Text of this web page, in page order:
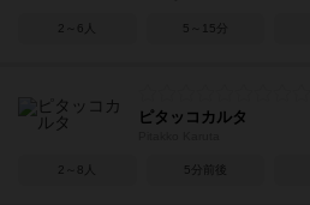
2～6人 5～15分
ピタッコカルタ
2～8人 5分前後